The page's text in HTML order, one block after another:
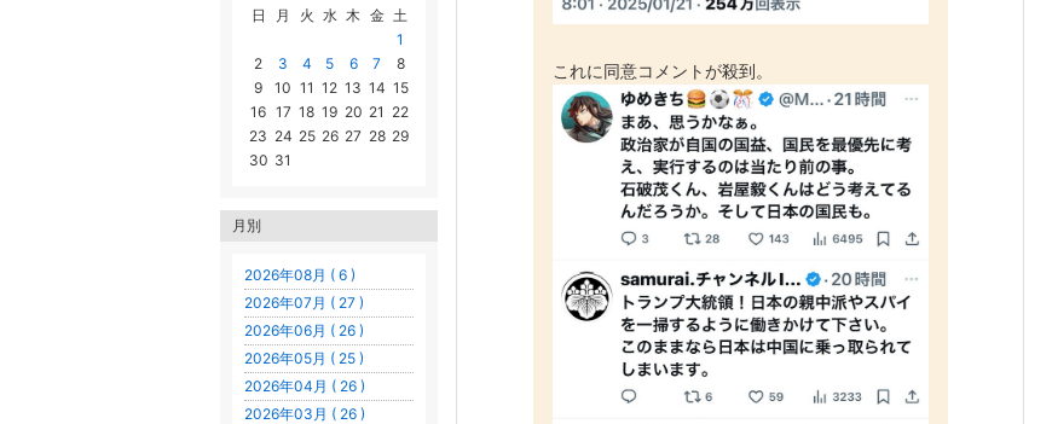
これに同意コメントが殺到。
日
月 火 水 木 金 土
1
2
3 4 5 6 7
8
9
10 11 12 13 14 15
16 17 18 19 20 21 22
23 24 25 26 27 28 29
30 31
月別
2026年08月 ( 6 )
2026年07月 ( 27 )
2026年06月 ( 26 )
2026年05月 ( 25 )
2026年04月 ( 26 )
2026年03月 ( 26 )